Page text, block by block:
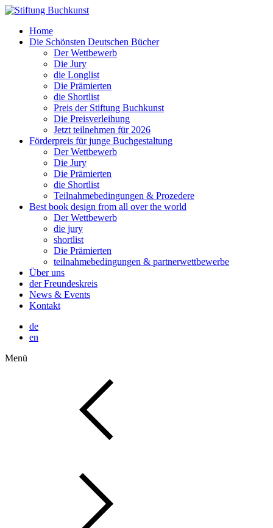
Home
Die Schönsten Deutschen Bücher
Der Wettbewerb
Die Jury
die Longlist
Die Prämierten
die Shortlist
Preis der Stiftung Buchkunst
Die Preisverleihung
Jetzt teilnehmen für 2026
Förderpreis für junge Buchgestaltung
Der Wettbewerb
Die Jury
Die Prämierten
die Shortlist
Teilnahmebedingungen & Prozedere
Best book design from all over the world
Der Wettbewerb
die jury
shortlist
Die Prämierten
teilnahmebedingungen & partnerwettbewerbe
Über uns
der Freundeskreis
News & Events
Kontakt
de
en
Menü